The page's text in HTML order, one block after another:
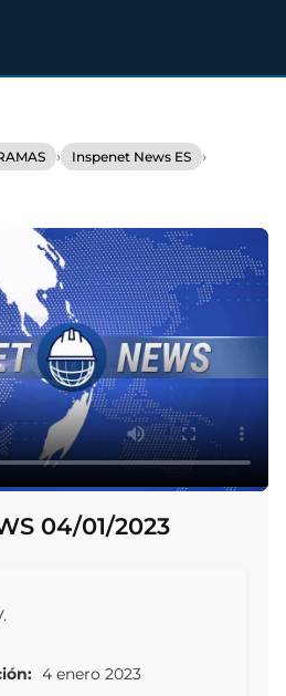
› Inspenet News ES ›
04/01/2023
4 enero 2023